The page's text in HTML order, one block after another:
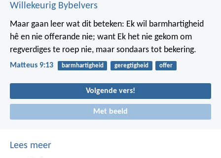
Willekeurig Bybelvers
Maar gaan leer wat dit beteken: Ek wil barmhartigheid
hê en nie offerande nie; want Ek het nie gekom om
regverdiges te roep nie, maar sondaars tot bekering.
Matteus 9:13 barmhartigheid geregtigheid offer
Volgende vers!
Met beeld
Lees meer